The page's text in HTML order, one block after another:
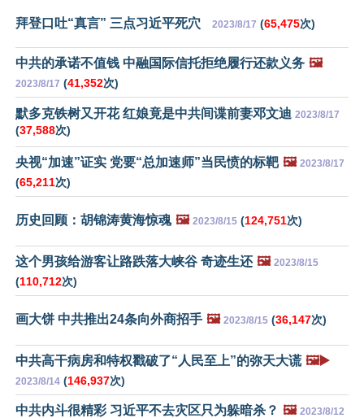
拜登口吐“真言” 三点习近平死穴 2023/8/17 (65,475次)
中共的承诺不值钱 中融国际信托拒绝履行还款义务 🖼️
2023/8/17 (41,352次)
默多克铁树又开花 红娘竟是中共间谍前妻邓文迪 2023/8/17
(37,588次)
央视“加速”证实 党要“总加速师”当民愤的标靶 🖼️ 2023/8/17
(65,211次)
历史回顾：胡锦涛黄海惊魂 🖼️ 2023/8/15 (124,751次)
这个男孩给游客让路跌落大峡谷 奇迹生还 🖼️ 2023/8/15
(110,712次)
画大饼 中共推出24条向外商招手 🖼️ 2023/8/15 (36,147次)
中共高干病房和特权戳破了“人民至上”的弥天大谎 🖼️▶️
2023/8/14 (146,937次)
中共内斗很精彩 习近平不去灾区只为躲暗杀？ 🖼️ 2023/8/12